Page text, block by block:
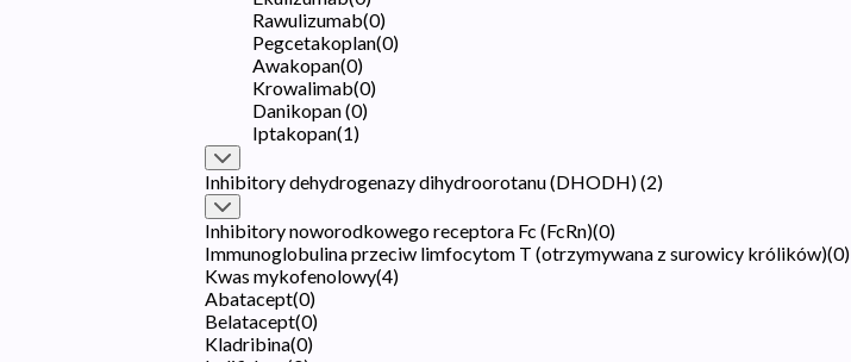
Rawulizumab(0)
Pegcetakoplan(0)
Awakopan(0)
Krowalimab(0)
Danikopan(0)
Iptakopan(1)
Inhibitory dehydrogenazy dihydroorotanu (DHODH)(2)
Inhibitory noworodkowego receptora Fc (FcRn)(0)
Immunoglobulina przeciw limfocytom T (otrzymywana z surowicy królików)(0)
Kwas mykofenolowy(4)
Abatacept(0)
Belatacept(0)
Kladribina(0)